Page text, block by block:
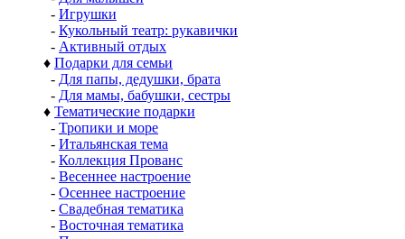
- Игрушки
- Кукольный театр: рукавички
- Активный отдых
♦ Подарки для семьи
- Для папы, дедушки, брата
- Для мамы, бабушки, сестры
♦ Тематические подарки
- Тропики и море
- Итальянская тема
- Коллекция Прованс
- Весеннее настроение
- Осеннее настроение
- Свадебная тематика
- Восточная тематика